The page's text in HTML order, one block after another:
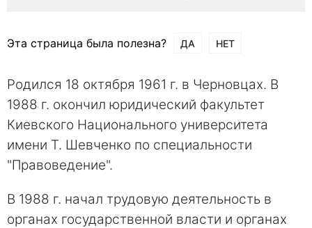
Эта страница была полезна? ДА НЕТ
Родился 18 октября 1961 г. в Черновцах. В
1988 г. окончил юридический факультет
Киевского Национального университета
имени Т. Шевченко по специальности
"Правоведение".
В 1988 г. начал трудовую деятельность в
органах государственной власти и органах